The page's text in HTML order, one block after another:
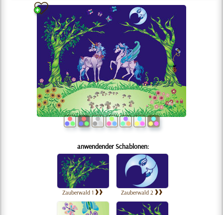
anwendender Schablonen:
Zauberwald 1 Zauberwald 2